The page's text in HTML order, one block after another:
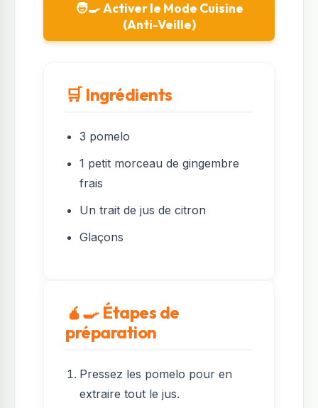
🧑‍🍳 Activer le Mode Cuisine
(Anti-Veille)
🛒 Ingrédients
3 pomelo
1 petit morceau de gingembre
frais
Un trait de jus de citron
Glaçons
🧉‍🍳 Étapes de
préparation
Pressez les pomelo pour en
extraire tout le jus.